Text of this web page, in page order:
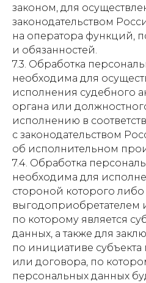
законом, для
законодательством
на оператора функций,
и обязанностей.
7.3. Обработка
необходима для
исполнения судебного
органа или
исполнению в
с законодательством
об исполнительном
7.4. Обработка
необходима для
стороной которого либо
выгодоприобретателем
по которому является
данных, а также для
по инициативе
или договора, по
персональных данных